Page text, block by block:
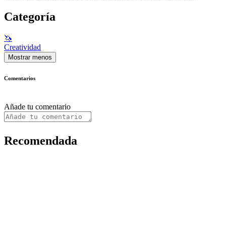
Categoría
🦄
Creatividad
Mostrar menos
Comentarios
Añade tu comentario
Recomendada